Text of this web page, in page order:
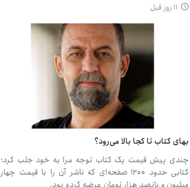
۱۱ روز قبل
بهای کتاب تا کجا بالا می‌رود؟
چندی پیش قیمت یک کتاب توجه مرا به خود جلب کرد؛
کتابی حدود ۱۲۰۰ صفحه‌ای که ناشر آن را با قیمت چهار